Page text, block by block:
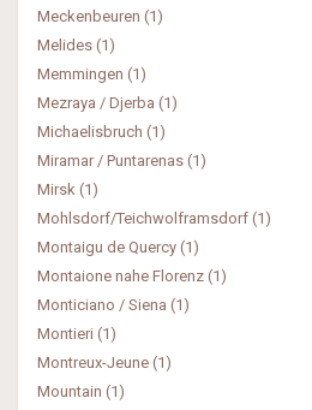
Meckenbeuren (1)
Melides (1)
Memmingen (1)
Mezraya / Djerba (1)
Michaelisbruch (1)
Miramar / Puntarenas (1)
Mirsk (1)
Mohlsdorf/Teichwolframsdorf (1)
Montaigu de Quercy (1)
Montaione nahe Florenz (1)
Monticiano / Siena (1)
Montieri (1)
Montreux-Jeune (1)
Mountain (1)